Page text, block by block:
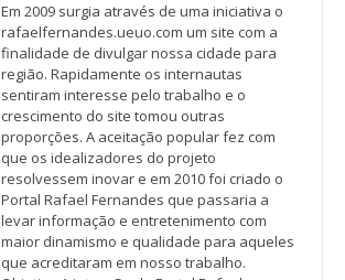
Em 2009 surgia através de uma iniciativa o
rafaelfernandes.ueuo.com um site com a
finalidade de divulgar nossa cidade para
região. Rapidamente os internautas
sentiram interesse pelo trabalho e o
crescimento do site tomou outras
proporções. A aceitação popular fez com
que os idealizadores do projeto
resolvessem inovar e em 2010 foi criado o
Portal Rafael Fernandes que passaria a
levar informação e entretenimento com
maior dinamismo e qualidade para aqueles
que acreditaram em nosso trabalho.